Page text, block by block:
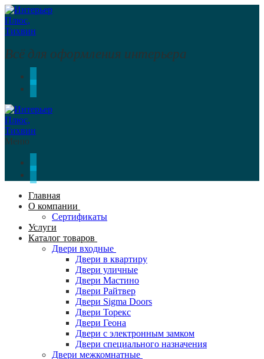
Перейти
к
содержимому
Меню
Закрыть
Всё для оформления интерьера
Меню
Главная
О компании
Сертификаты
Услуги
Каталог товаров
Двери входные
Двери в квартиру
Двери уличные
Двери Мастино
Двери Райтвер
Двери Sigma Doors
Двери Торекс
Двери Геона
Двери с электронным замком
Двери специального назначения
Двери межкомнатные